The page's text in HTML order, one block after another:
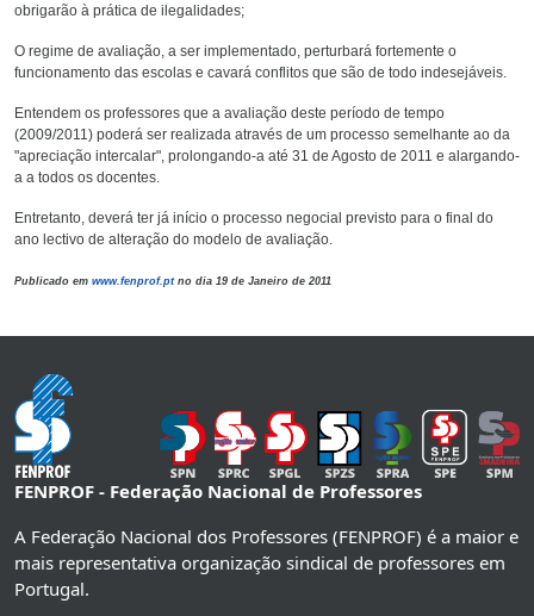
obrigarão à prática de ilegalidades;
O regime de avaliação, a ser implementado, perturbará fortemente o
funcionamento das escolas e cavará conflitos que são de todo indesejáveis.
Entendem os professores que a avaliação deste período de tempo
(2009/2011) poderá ser realizada através de um processo semelhante ao da
"apreciação intercalar", prolongando-a até 31 de Agosto de 2011 e alargando-
a a todos os docentes.
Entretanto, deverá ter já início o processo negocial previsto para o final do
ano lectivo de alteração do modelo de avaliação.
Publicado em www.fenprof.ptno dia 19 de Janeiro de 2011
FENPROF - Federação Nacional de Professores
A Federação Nacional dos Professores (FENPROF) é a maior e
mais representativa organização sindical de professores em
Portugal.